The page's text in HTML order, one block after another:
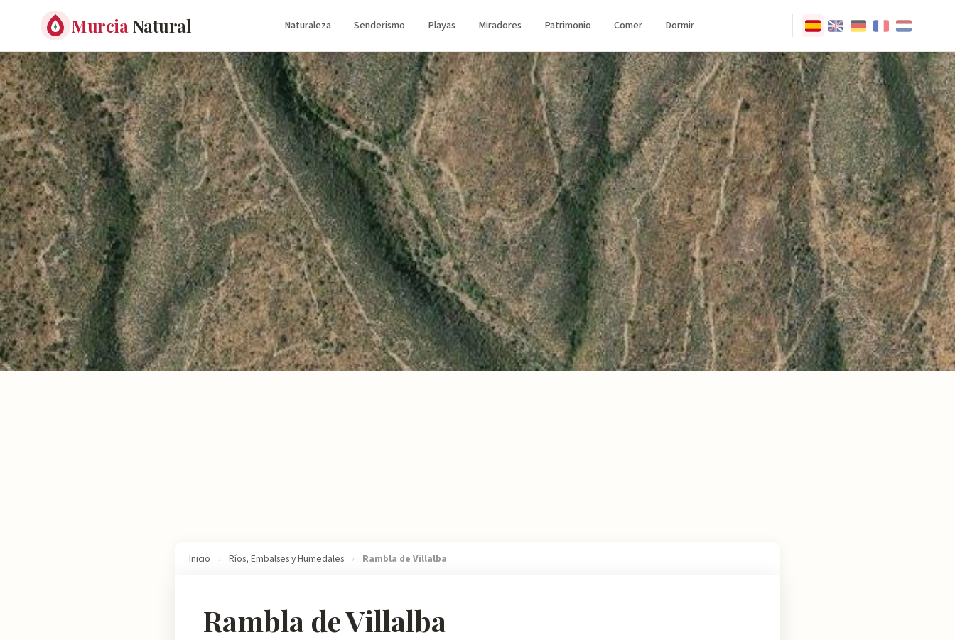
Murcia Natural Naturaleza Senderismo Playas Miradores Patrimonio Comer Dormir
Inicio › Ríos, Embalses y Humedales › Rambla de Villalba
Rambla de Villalba